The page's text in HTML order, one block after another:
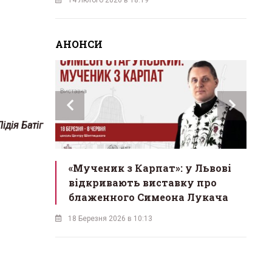
Батіг
АНОНСИ
«Мученик з Карпат»: у Львові
відкривають виставку про
блаженного Симеона Лукача
18 Березня 2026 в 10:13